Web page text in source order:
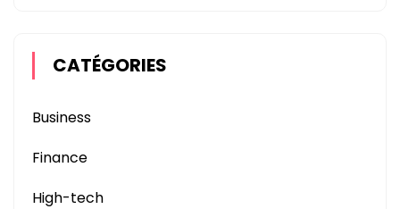
CATÉGORIES
Business
Finance
High-tech